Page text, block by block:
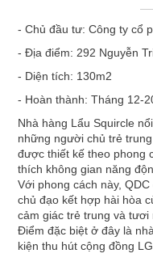
Một không gian nội thất
là yếu tố thu hút khách
đạo của mỗi nhà hàng.
thiết kế một nhà hàng
đến nhiều yếu tố khi
mặt bằng và môi trường
công ra sao? Liệu có
của bạn?
Chúng tôi biết để tìm ra
trên là một bài toán
tôi đồng hành cùng
án thiết kế hiệu quả và
- Chủ đầu tư: Công ty cổ
- Địa điểm: 292 Nguyễn
- Diện tích: 130m2
- Hoàn thành: Tháng 12-
Nhà hàng Lẩu Squircle
những người chủ trẻ
được thiết kế theo phong
thích không gian năng
Với phong cách này,
chủ đạo kết hợp hài hòa
cảm giác trẻ trung và tươi
Điểm đặc biệt ở đây là
kiện thu hút cộng đồng